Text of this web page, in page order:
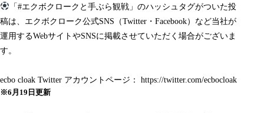
「#エクボクロークと手ぶら観戦」のハッシュタグがついた投
稿は、エクボクローク公式SNS（Twitter・Facebook）など当社が
運用するWebサイトやSNSに掲載させていただく場合がございま
す。
ecbo cloak Twitter アカウントページ： https://twitter.com/ecbocloak
※6月19日更新